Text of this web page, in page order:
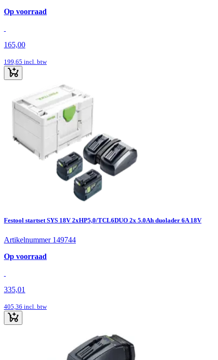
Op voorraad
165,00
199,65 incl. btw
Festool startset SYS 18V 2xHP5,0/TCL6DUO 2x 5.0Ah duolader 6A 18V
Artikelnummer 149744
Op voorraad
335,01
405,36 incl. btw